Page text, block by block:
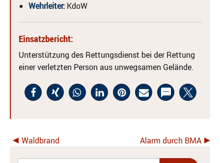
Wehrleiter: KdoW
Einsatzbericht:
Unterstützung des Rettungsdienst bei der Rettung
einer verletzten Person aus unwegsamen Gelände.
Waldbrand Alarm durch BMA